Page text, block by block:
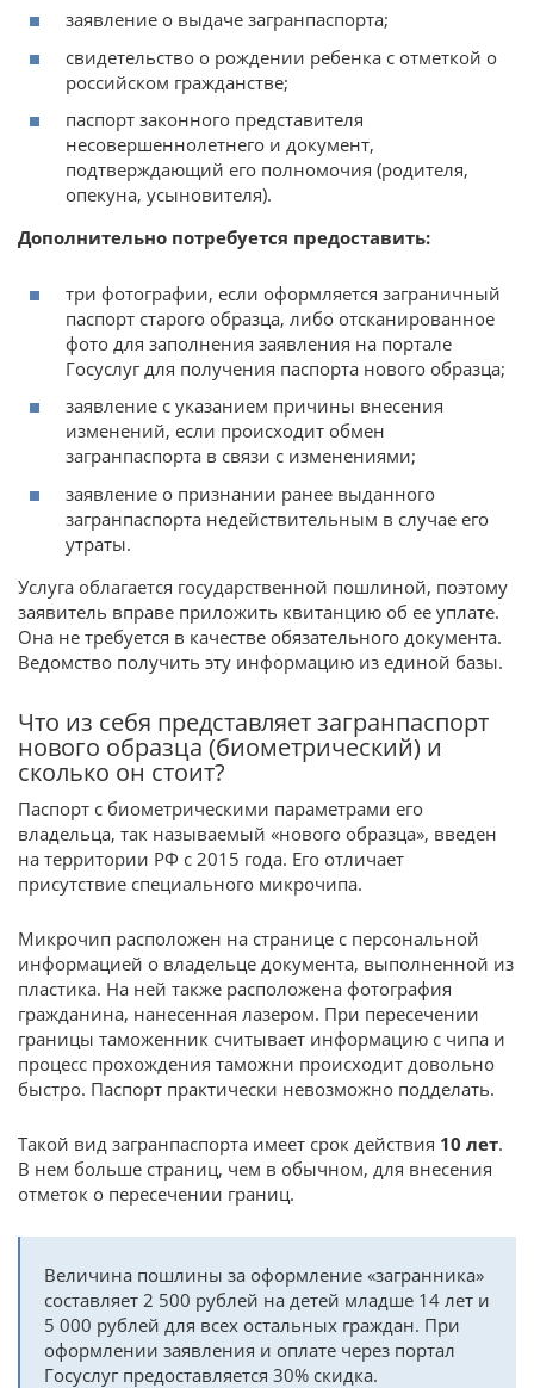
заявление о выдаче загранпаспорта;
свидетельство о рождении ребенка с отметкой о
российском гражданстве;
паспорт законного представителя
несовершеннолетнего и документ,
подтверждающий его полномочия (родителя,
опекуна, усыновителя).
Дополнительно потребуется предоставить:
три фотографии, если оформляется заграничный
паспорт старого образца, либо отсканированное
фото для заполнения заявления на портале
Госуслуг для получения паспорта нового образца;
заявление с указанием причины внесения
изменений, если происходит обмен
загранпаспорта в связи с изменениями;
заявление о признании ранее выданного
загранпаспорта недействительным в случае его
утраты.
Услуга облагается государственной пошлиной, поэтому
заявитель вправе приложить квитанцию об ее уплате.
Она не требуется в качестве обязательного документа.
Ведомство получить эту информацию из единой базы.
Что из себя представляет загранпаспорт
нового образца (биометрический) и
сколько он стоит?
Паспорт с биометрическими параметрами его
владельца, так называемый «нового образца», введен
на территории РФ с 2015 года. Его отличает
присутствие специального микрочипа.
Микрочип расположен на странице с персональной
информацией о владельце документа, выполненной из
пластика. На ней также расположена фотография
гражданина, нанесенная лазером. При пересечении
границы таможенник считывает информацию с чипа и
процесс прохождения таможни происходит довольно
быстро. Паспорт практически невозможно подделать.
Такой вид загранпаспорта имеет срок действия 10 лет.
В нем больше страниц, чем в обычном, для внесения
отметок о пересечении границ.
Величина пошлины за оформление «загранника»
составляет 2 500 рублей на детей младше 14 лет и
5 000 рублей для всех остальных граждан. При
оформлении заявления и оплате через портал
Госуслуг предоставляется 30% скидка.